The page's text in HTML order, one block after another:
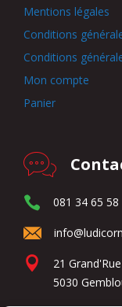
Mentions légales
Conditions
Conditions
Mon compte
Panier
081 34 65 58
21 Grand'Rue
5030